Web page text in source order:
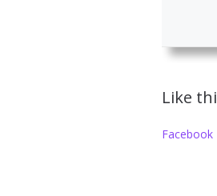
Like
Facebook